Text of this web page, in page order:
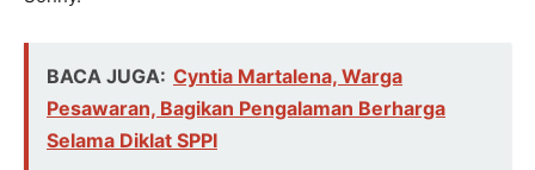
BACA JUGA: Cyntia Martalena, Warga
Pesawaran, Bagikan Pengalaman Berharga
Selama Diklat SPPI